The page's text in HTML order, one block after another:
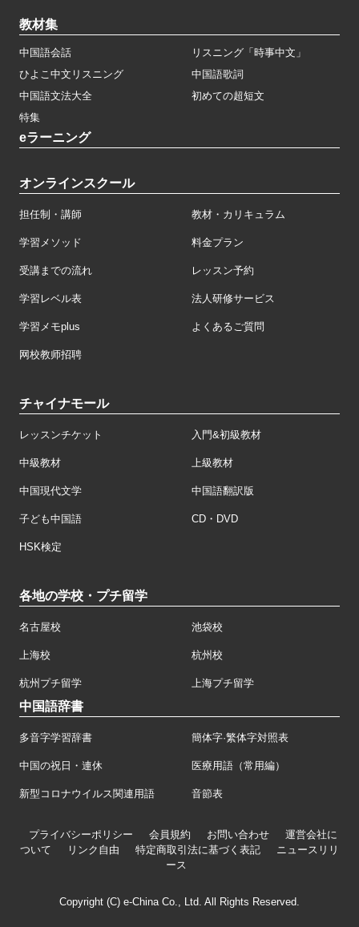
教材集
中国語会話
リスニング「時事中文」
ひよこ中文リスニング
中国語歌詞
中国語文法大全
初めての超短文
特集
eラーニング
オンラインスクール
担任制・講師 教材・カリキュラム
学習メソッド 料金プラン
受講までの流れ レッスン予約
学習レベル表 法人研修サービス
学習メモplus よくあるご質問
网校教师招聘
チャイナモール
レッスンチケット 入門&初級教材
中級教材 上級教材
中国現代文学 中国語翻訳版
子ども中国語 CD・DVD
HSK検定
各地の学校・プチ留学
名古屋校 池袋校
上海校 杭州校
杭州プチ留学 上海プチ留学
中国語辞書
多音字学習辞書 簡体字·繁体字対照表
中国の祝日・連休 医療用語（常用編）
新型コロナウイルス関連用語 音節表
プライバシーポリシー 会員規約 お問い合わせ
運営会社に
ついて
リンク自由 特定商取引法に基づく表記
ニュースリリ
ース
Copyright (C) e-China Co., Ltd. All Rights Reserved.